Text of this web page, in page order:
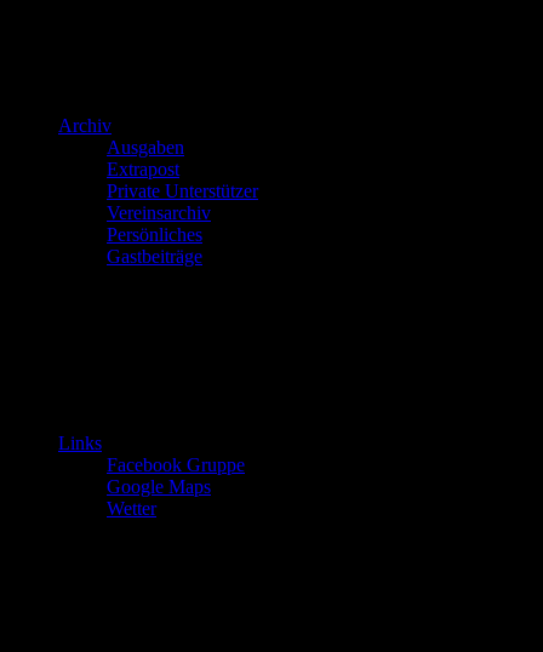
Archiv
Ausgaben
Extrapost
Private Unterstützer
Vereinsarchiv
Persönliches
Gastbeiträge
Links
Facebook Gruppe
Google Maps
Wetter